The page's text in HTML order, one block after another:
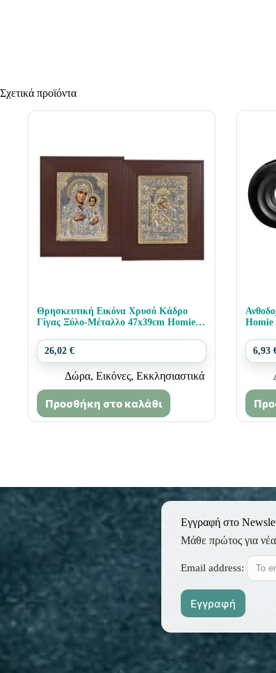
Σχετικά προϊόντα
Θρησκευτική Εικόνα Χρυσό Κάδρο
Γίγας Ξύλο-Μέταλλο 47x39cm Homie
26,02 €
Δώρα, Εικόνες, Εκκλησιαστικά
Προσθήκη στο καλάθι
Homie
6,93
Εγγραφή στο
Μάθε πρώτος για
Email address: